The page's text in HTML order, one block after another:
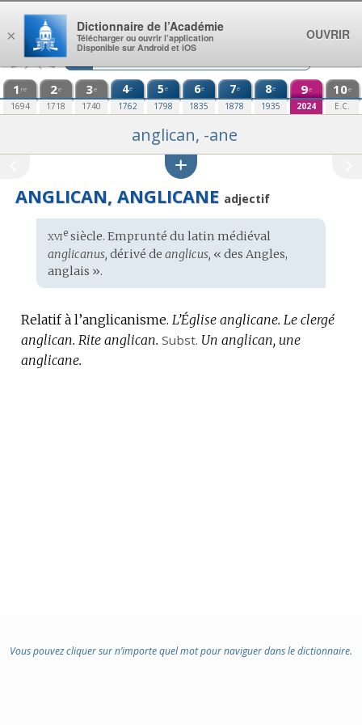
Aller au contenu
1 re
1694
2e
1718
3e
1740
4e
1762
5e
1798
6e
1835
7e
1878
8e
1935
9e
2024
10e
E.C.
anglican, -ane
ANGLICAN, ANGLICANE adjectif
Étymologie
:
xviesiècle. Emprunté du latin médiéval
anglicanus, dérivé de anglicus, « des Angles,
anglais ».
Relatif à l’anglicanisme. L’Église anglicane. Le clergé
anglican. Rite anglican. Subst. Un anglican, une
anglicane.
Vous pouvez cliquer sur n’importe quel mot pour naviguer dans le dictionnaire.
×
Dictionnaire de l’Académie
Télécharger ou ouvrir l’application
Disponible sur Android et iOS
OUVRIR